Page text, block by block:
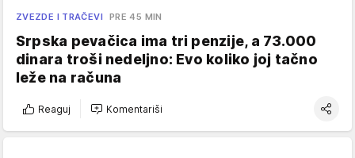
ZVEZDE I TRAČEVI PRE 45 MIN
Srpska pevačica ima tri penzije, a 73.000
dinara troši nedeljno: Evo koliko joj tačno
leže na računa
Reaguj Komentariši